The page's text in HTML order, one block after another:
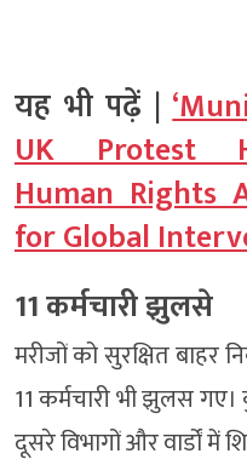
यह भी पढ़ें |
UK Protest
Human Rights
for Global
11 कर्मचारी झुलसे
मरीजों को सुरक्षित
11 कर्मचारी भी झुलस
दूसरे विभागों और वार्डों में